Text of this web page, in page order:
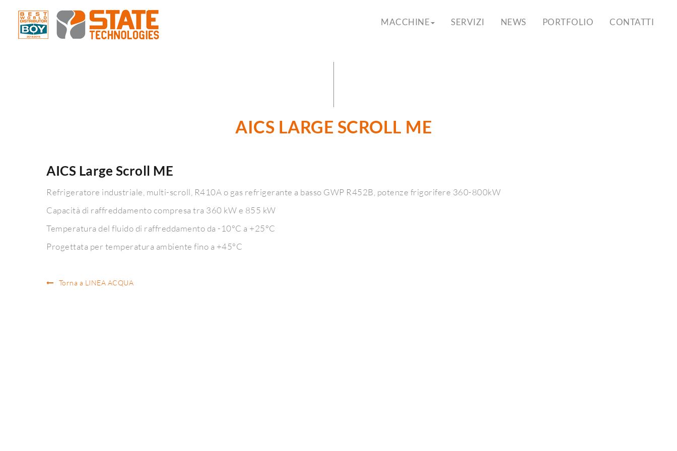
MACCHINE SERVIZI NEWS PORTFOLIO CONTATTI
AICS LARGE SCROLL ME
AICS Large Scroll ME
Refrigeratore industriale, multi-scroll, R410A o gas refrigerante a basso GWP R452B, potenze frigorifere 360-800kW
Capacità di raffreddamento compresa tra 360 kW e 855 kW
Temperatura del fluido di raffreddamento da -10°C a +25°C
Progettata per temperatura ambiente fino a +45°C
Torna a LINEA ACQUA